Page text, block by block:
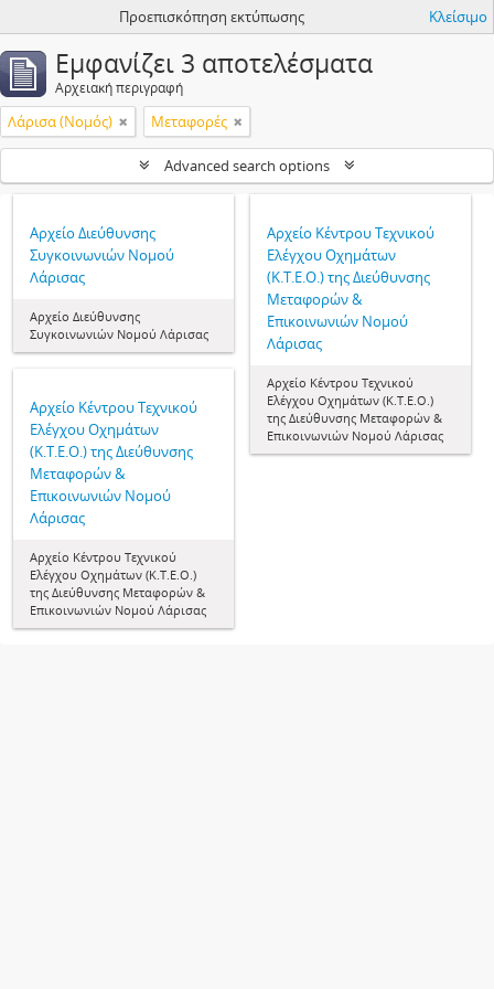
Προεπισκόπηση εκτύπωσης Κλείσιμο
Εμφανίζει 3 αποτελέσματα
Αρχειακή περιγραφή
Λάρισα (Νομός) Μεταφορές
Advanced search options
Αρχείο Διεύθυνσης
Συγκοινωνιών Νομού
Λάρισας
Αρχείο Διεύθυνσης
Συγκοινωνιών Νομού Λάρισας
Αρχείο Κέντρου Τεχνικού
Ελέγχου Οχημάτων
(Κ.Τ.Ε.Ο.) της Διεύθυνσης
Μεταφορών &
Επικοινωνιών Νομού
Λάρισας
Αρχείο Κέντρου Τεχνικού
Ελέγχου Οχημάτων (Κ.Τ.Ε.Ο.)
της Διεύθυνσης Μεταφορών &
Επικοινωνιών Νομού Λάρισας
Αρχείο Κέντρου Τεχνικού
Ελέγχου Οχημάτων
(Κ.Τ.Ε.Ο.) της Διεύθυνσης
Μεταφορών &
Επικοινωνιών Νομού
Λάρισας
Αρχείο Κέντρου Τεχνικού
Ελέγχου Οχημάτων (Κ.Τ.Ε.Ο.)
της Διεύθυνσης Μεταφορών &
Επικοινωνιών Νομού Λάρισας